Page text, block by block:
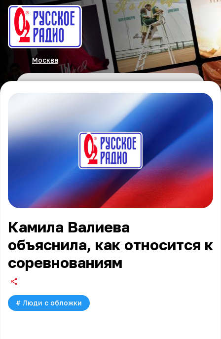
Москва
Камила Валиева
объяснила, как относится к
соревнованиям
# Люди с обложки